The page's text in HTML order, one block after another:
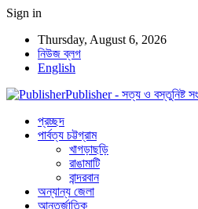
Sign in
Thursday, August 6, 2026
নিউজ ব্লগ
English
Publisher - সত্য ও বস্তুনিষ্ট
প্রচ্ছদ
পার্বত্য চট্টগ্রাম
খাগড়াছড়ি
রাঙামাটি
বান্দরবান
অন্যান্য জেলা
আন্তর্জাতিক